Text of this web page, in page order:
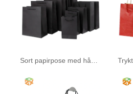
Sort papirpose med håndtag